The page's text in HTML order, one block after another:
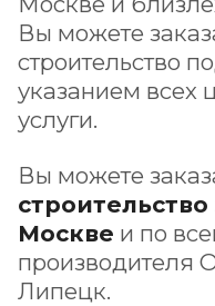
Вы можете
строительство
указанием всех
услуги.
Вы можете
Москве и по
производителя
Липецк.